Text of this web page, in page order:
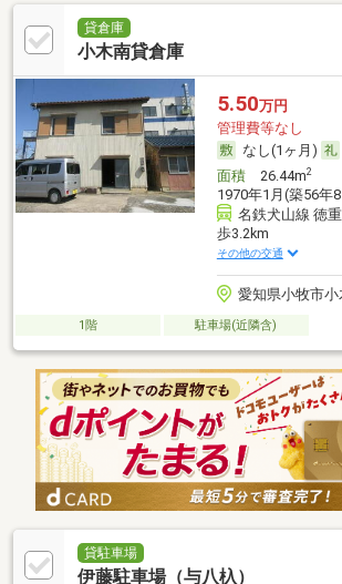
貸倉庫
小木南貸倉庫
5.50万円
管理費等なし
なし(1ヶ月)
面積26.44m2
1970年1月(築56年
名鉄犬山線 徳
歩3.2km
その他の交通
愛知県小牧市小
1階 駐車場(近隣含)
貸駐車場
伊藤駐車場（与八杁）